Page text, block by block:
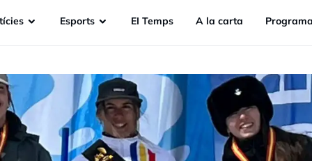
Esports EI Temps A la carta